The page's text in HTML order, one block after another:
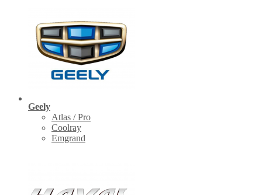
Geely
Atlas / Pro
Coolray
Emgrand